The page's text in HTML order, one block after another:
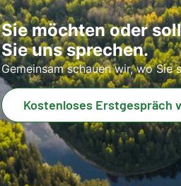
Sie möchten oder
Sie uns sprechen.
Gemeinsam schauen wir, wo
Kostenloses Erstgespräch